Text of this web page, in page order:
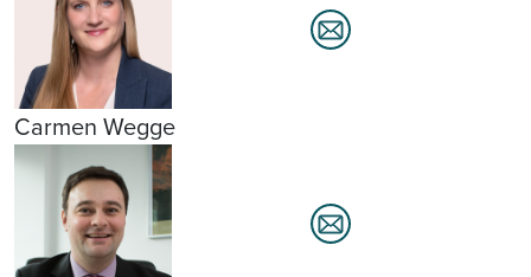
Carmen Wegge